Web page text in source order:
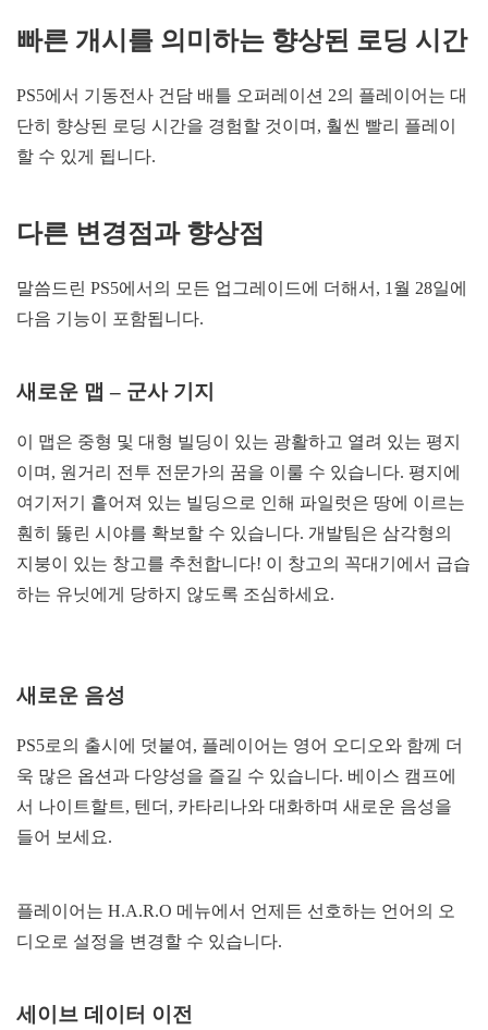
빠른 개시를 의미하는 향상된 로딩 시간
PS5에서 기동전사 건담 배틀 오퍼레이션 2의 플레이어는 대
단히 향상된 로딩 시간을 경험할 것이며, 훨씬 빨리 플레이
할 수 있게 됩니다.
다른 변경점과 향상점
말씀드린 PS5에서의 모든 업그레이드에 더해서, 1월 28일에
다음 기능이 포함됩니다.
새로운 맵 – 군사 기지
이 맵은 중형 및 대형 빌딩이 있는 광활하고 열려 있는 평지
이며, 원거리 전투 전문가의 꿈을 이룰 수 있습니다. 평지에
여기저기 흩어져 있는 빌딩으로 인해 파일럿은 땅에 이르는
훤히 뚫린 시야를 확보할 수 있습니다. 개발팀은 삼각형의
지붕이 있는 창고를 추천합니다! 이 창고의 꼭대기에서 급습
하는 유닛에게 당하지 않도록 조심하세요.
새로운 음성
PS5로의 출시에 덧붙여, 플레이어는 영어 오디오와 함께 더
욱 많은 옵션과 다양성을 즐길 수 있습니다. 베이스 캠프에
서 나이트할트, 텐더, 카타리나와 대화하며 새로운 음성을
들어 보세요.
플레이어는 H.A.R.O 메뉴에서 언제든 선호하는 언어의 오
디오로 설정을 변경할 수 있습니다.
세이브 데이터 이전